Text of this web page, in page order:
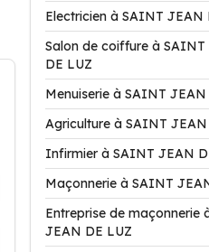
Electricien à SAINT JEAN
Salon de coiffure à SAINT
DE LUZ
Menuiserie à SAINT JEAN
Agriculture à SAINT JEAN
Infirmier à SAINT JEAN
Maçonnerie à SAINT
Entreprise de maçonnerie
JEAN DE LUZ